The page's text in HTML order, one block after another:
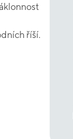
říší.